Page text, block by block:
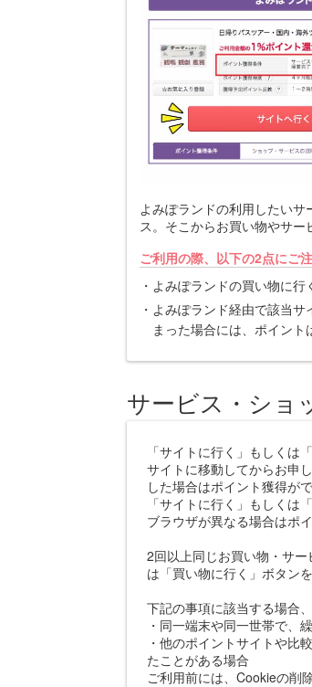
よみぽランドの利用したい
ス。そこからお買い物やサー
ご利用の際、以下の2点にご
よみぽランドの買い物に行
よみぽランド経由で該当
まった場合には、ポイント
サービス・ショ
「サイトに行く」もしくは
サイトに移動してからお申
した場合はポイント獲得がで
「サイトに行く」もしくは
ブラウザが異なる場合はポ
2回以上同じお買い物・サ
は「買い物に行く」ボタン
下記の事項に該当する場合
・同一端末や同一世帯で、
・他のポイントサイトや比
たことがある場合
ご利用前には、Cookieの削